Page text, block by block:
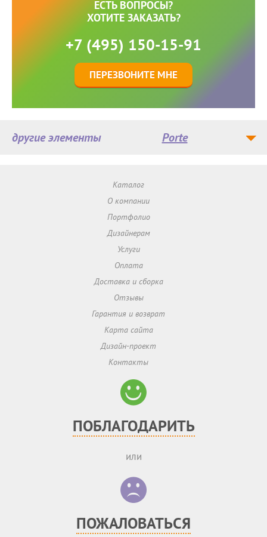
ЕСТЬ ВОПРОСЫ?
ХОТИТЕ ЗАКАЗАТЬ?
+7 (495) 150-15-91
ПЕРЕЗВОНИТЕ МНЕ
другие элементы Porte
Каталог
О компании
Портфолио
Дизайнерам
Услуги
Оплата
Доставка и сборка
Отзывы
Гарантия и возврат
Карта сайта
Дизайн-проект
Контакты
ПОБЛАГОДАРИТЬ
или
ПОЖАЛОВАТЬСЯ